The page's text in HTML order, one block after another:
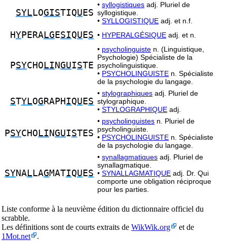
SYL LOGISTIQU ES
• syllogistiques adj. Pluriel de
syllogistique.
• SYLLOGISTIQUE adj. et n.f.
HYPERALG ESIQU ES • HYPERALGÉSIQUE adj. et n.
PSYCHO LI NGUISTE
• psycholinguiste n. (Linguistique,
Psychologie) Spécialiste de la
psycholinguistique.
• PSYCHOLINGUISTE n. Spécialiste
de la psychologie du langage.
STYLOG RAPH IQU ES
• stylographiques adj. Pluriel de
stylographique.
• STYLOGRAPHIQUE adj.
PSYCHO LI NGUISTES
• psycholinguistes n. Pluriel de
psycholinguiste.
• PSYCHOLINGUISTE n. Spécialiste
de la psychologie du langage.
SYNAL LAGMATIQU ES
• synallagmatiques adj. Pluriel de
synallagmatique.
• SYNALLAGMATIQUE adj. Dr. Qui
comporte une obligation réciproque
pour les parties.
Liste conforme à la neuvième édition du dictionnaire officiel du
scrabble.
Les définitions sont de courts extraits de WikWik.org
et de
1Mot.net
.